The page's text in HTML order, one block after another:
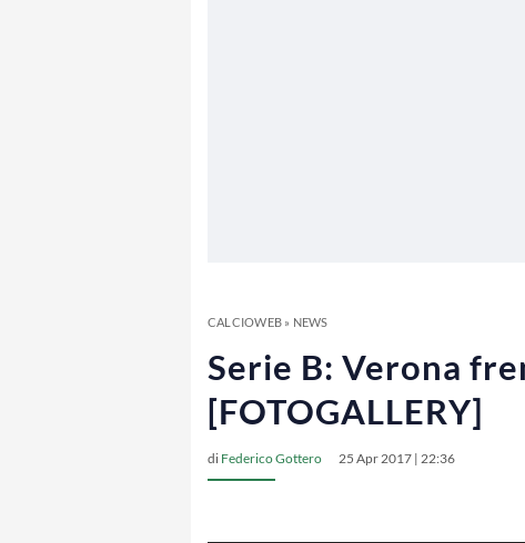
CALCIOWEB» NEWS
Serie B: Verona
[FOTOGALLERY]
di Federico Gottero 25 Apr 2017 | 22:36